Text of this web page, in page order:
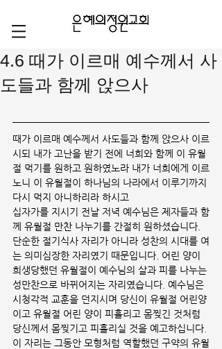
4.6 때가 이르매 예수께서 사
도들과 함께 앉으사
때가 이르매 예수께서 사도들과 함께 앉으사 이르
시되 내가 고난을 받기 전에 너희와 함께 이 유월
절 먹기를 원하고 원하였노라 내가 너희에게 이르
노니 이 유월절이 하나님의 나라에서 이루기까지
다시 먹지 아니하리라 하시고
십자가를 지시기 전날 저녁 예수님은 제자들과 함
께 유월절 만찬 나누기를 간절히 원하셨습니다.
단순한 절기식사 자리가 아니라 성찬의 시대를 여
는 의미심장한 자리였기 때문입니다. 어린 양이
희생당했던 유월절이 예수님의 살과 피를 나누는
성만찬으로 바뀌어지는 자리였습니다. 예수님은
시청각적 교훈을 던지시며 당신이 유월절 어린양
이고 유월절 어린 양이 피흘리고 몸찢긴 것처럼
당신께서 몸찢기고 피흘리실 것을 예고하십니다.
이 자리는 그동안 모형처럼 역할했던 구약의 유월